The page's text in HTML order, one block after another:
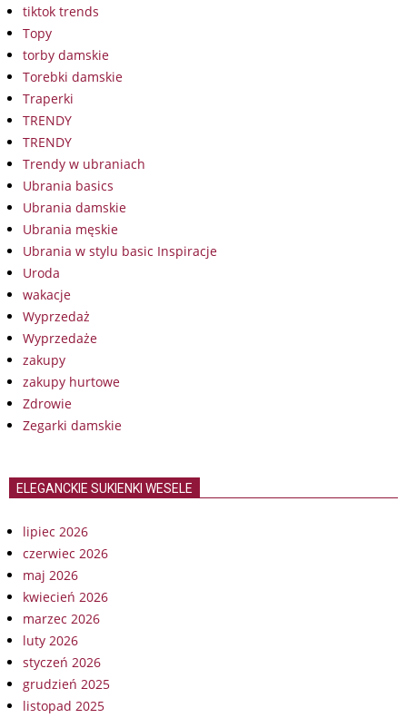
tiktok trends
Topy
torby damskie
Torebki damskie
Traperki
TRENDY
TRENDY
Trendy w ubraniach
Ubrania basics
Ubrania damskie
Ubrania męskie
Ubrania w stylu basic Inspiracje
Uroda
wakacje
Wyprzedaż
Wyprzedaże
zakupy
zakupy hurtowe
Zdrowie
Zegarki damskie
ELEGANCKIE SUKIENKI WESELE
lipiec 2026
czerwiec 2026
maj 2026
kwiecień 2026
marzec 2026
luty 2026
styczeń 2026
grudzień 2025
listopad 2025